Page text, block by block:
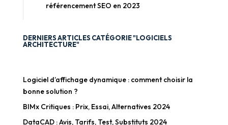
référencement SEO en 2023
DERNIERS ARTICLES CATÉGORIE "LOGICIELS
ARCHITECTURE"
Logiciel d’affichage dynamique : comment choisir la
bonne solution ?
BIMx Critiques : Prix, Essai, Alternatives 2024
DataCAD : Avis, Tarifs, Test, Substituts 2024